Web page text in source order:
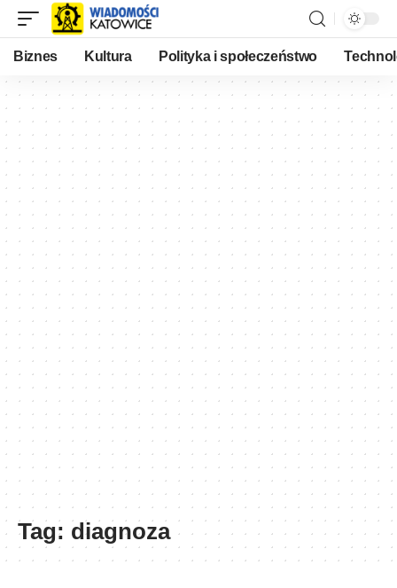
Biznes Kultura Polityka i społeczeństwo
Tag: diagnoza